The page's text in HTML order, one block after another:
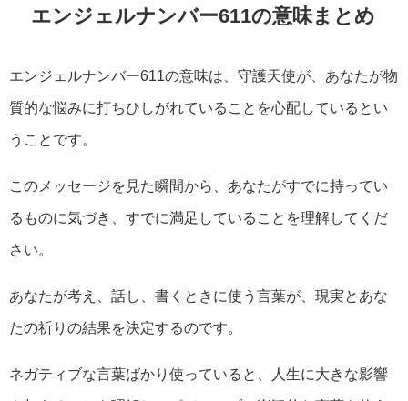
エンジェルナンバー611の意味まとめ
エンジェルナンバー611の意味は、守護天使が、あなたが物
質的な悩みに打ちひしがれていることを心配しているとい
うことです。
このメッセージを見た瞬間から、あなたがすでに持ってい
るものに気づき、すでに満足していることを理解してくだ
さい。
あなたが考え、話し、書くときに使う言葉が、現実とあな
たの祈りの結果を決定するのです。
ネガティブな言葉ばかり使っていると、人生に大きな影響